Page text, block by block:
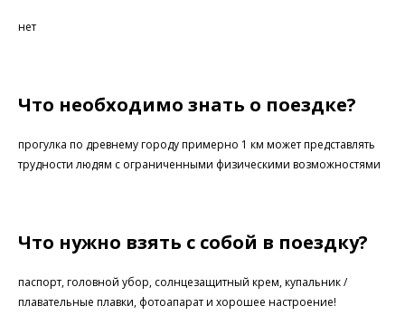
нет
Что необходимо знать о поездке?
прогулка по древнему городу примерно 1 км может представлять
трудности людям с ограниченными физическими возможностями
Что нужно взять с собой в поездку?
паспорт, головной убор, солнцезащитный крем, купальник /
плавательные плавки, фотоапарат и хорошее настроение!